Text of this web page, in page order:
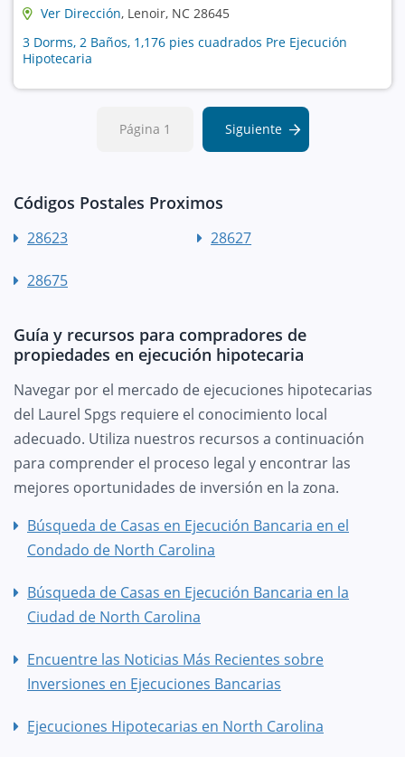
Ver Dirección, Lenoir, NC 28645
3 Dorms, 2 Baños, 1,176 pies cuadrados Pre Ejecución
Hipotecaria
Página 1 Siguiente
Códigos Postales Proximos
28623 28627
28675
Guía y recursos para compradores de
propiedades en ejecución hipotecaria
Navegar por el mercado de ejecuciones hipotecarias
del Laurel Spgs requiere el conocimiento local
adecuado. Utiliza nuestros recursos a continuación
para comprender el proceso legal y encontrar las
mejores oportunidades de inversión en la zona.
Búsqueda de Casas en Ejecución Bancaria en el
Condado de North Carolina
Búsqueda de Casas en Ejecución Bancaria en la
Ciudad de North Carolina
Encuentre las Noticias Más Recientes sobre
Inversiones en Ejecuciones Bancarias
Ejecuciones Hipotecarias en North Carolina